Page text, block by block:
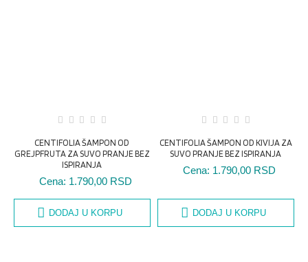
CENTIFOLIA ŠAMPON OD
GREJPFRUTA ZA SUVO PRANJE BEZ
ISPIRANJA
Cena: 1.790,00 RSD
DODAJ U KORPU
CENTIFOLIA ŠAMPON OD KIVIJA ZA
SUVO PRANJE BEZ ISPIRANJA
Cena: 1.790,00 RSD
DODAJ U KORPU